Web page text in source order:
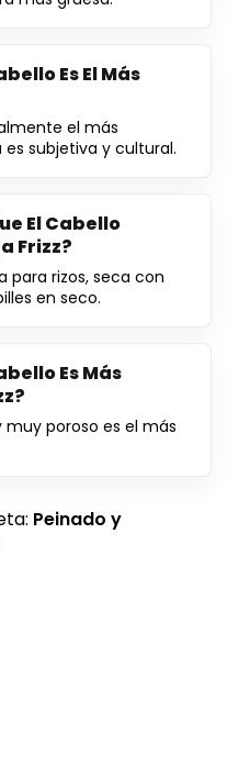
Es El Más
el más
subjetiva y cultural.
El Cabello
Frizz?
para rizos, seca con
en seco.
Es Más
muy poroso es el más
Peinado y